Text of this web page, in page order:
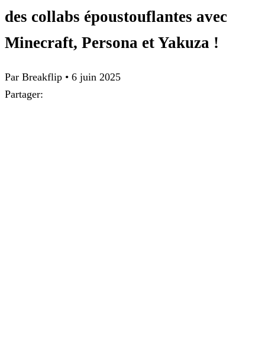
des collabs époustouflantes avec
Minecraft, Persona et Yakuza !
Par Breakflip • 6 juin 2025
Partager: